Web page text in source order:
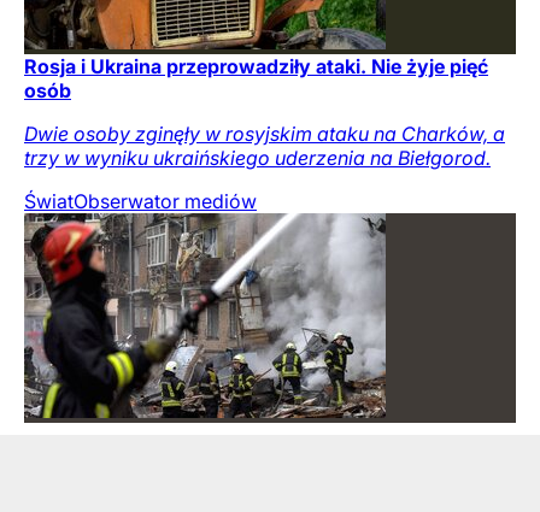
Rosja i Ukraina przeprowadziły ataki. Nie żyje pięć
osób
Dwie osoby zginęły w rosyjskim ataku na Charków, a
trzy w wyniku ukraińskiego uderzenia na Biełgorod.
ŚwiatObserwator mediów